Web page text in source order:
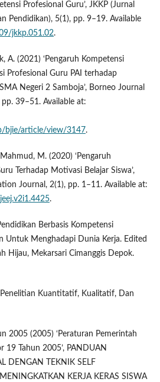
Profesional Guru’, JKKP (Jurnal
Pendidikan), 5(1), pp. 9–19. Available
jkkp.051.02.
A. (2021) ‘Pengaruh Kompetensi
Profesional Guru PAI terhadap
Negeri 2 Samboja’, Borneo Journal
39–51. Available at:
bjie/article/view/3147.
M. (2020) ‘Pengaruh
Terhadap Motivasi Belajar Siswa’,
Journal, 2(1), pp. 1–11. Available at:
.
Berbasis Kompetensi
Untuk Menghadapi Dunia Kerja. Edited
Hijau, Mekarsari Cimanggis Depok.
Kuantitatif, Kualitatif, Dan
2005 (2005) ‘Peraturan Pemerintah
19 Tahun 2005’, PANDUAN
DENGAN TEKNIK SELF
KERJA KERAS SISWA